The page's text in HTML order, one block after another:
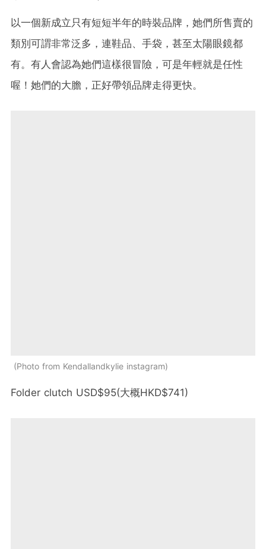
以一個新成立只有短短半年的時裝品牌，她們所售賣的
類別可謂非常泛多，連鞋品、手袋，甚至太陽眼鏡都
有。有人會認為她們這樣很冒險，可是年輕就是任性
喔！她們的大膽，正好帶領品牌走得更快。
Photo from Kendallandkylie instagram
Folder clutch USD$95(大概HKD$741)